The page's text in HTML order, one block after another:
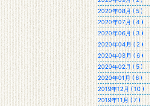
2020年08月 ( 5 )
2020年07月 ( 4 )
2020年06月 ( 3 )
2020年04月 ( 2 )
2020年03月 ( 6 )
2020年02月 ( 5 )
2020年01月 ( 6 )
2019年12月 ( 10 )
2019年11月 ( 7 )